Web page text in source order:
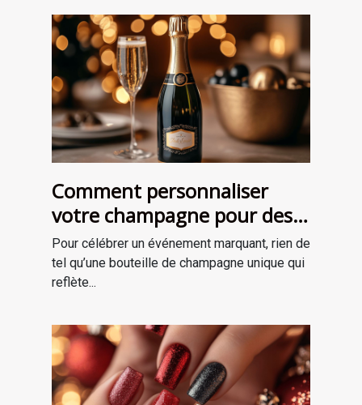
Comment personnaliser
votre champagne pour des
occasions spéciales ?
Pour célébrer un événement marquant, rien de
tel qu’une bouteille de champagne unique qui
reflète...